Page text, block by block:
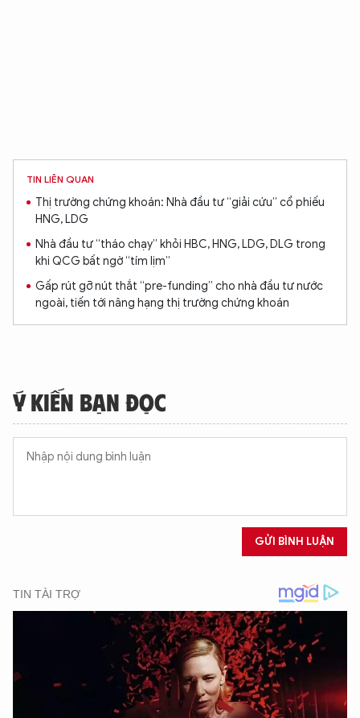
TIN LIÊN QUAN
Thị trường chứng khoán: Nhà đầu tư “giải cứu” cổ phiếu
HNG, LDG
Nhà đầu tư “tháo chạy” khỏi HBC, HNG, LDG, DLG trong
khi QCG bất ngờ “tím lịm”
Gấp rút gỡ nút thắt “pre-funding” cho nhà đầu tư nước
ngoài, tiến tới nâng hạng thị trường chứng khoán
Ý KIẾN BẠN ĐỌC
GỬI BÌNH LUẬN
XIN CHÀO,
TÔI LÀ CHATBOT CỦA
Hãy hỏi tôi bất kỳ điều gì bạn cần biết về
An Ninh Thủ Đô nhé. Tôi sẵn sàng hỗ trợ!